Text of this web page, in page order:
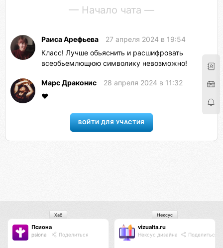
— Начало чата —
Раиса Арефьева
27 апреля 2024 в 19:54
Класс! Лучше обьяснить и расшифровать
всеобьемлющюю символику невозможно!
Марс Драконис
28 апреля 2024 в 11:32
❤️
ВОЙТИ ДЛЯ УЧАСТИЯ
Псиона
psiona Поделиться
Хаб
vizualta.ru
Нексус дизайна Поделиться
Нексус